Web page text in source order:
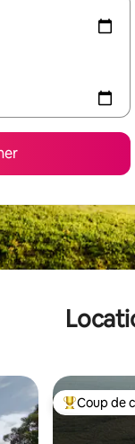
Coups de
Coup de